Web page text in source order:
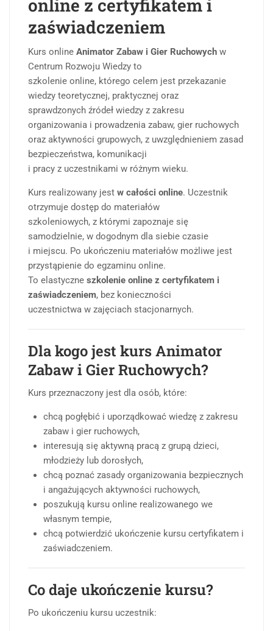
online z certyfikatem i
zaświadczeniem
Kurs online Animator Zabaw i Gier Ruchowych w
Centrum Rozwoju Wiedzy to
szkolenie online, którego celem jest przekazanie
wiedzy teoretycznej, praktycznej oraz
sprawdzonych źródeł wiedzy z zakresu
organizowania i prowadzenia zabaw, gier ruchowych
oraz aktywności grupowych, z uwzględnieniem zasad
bezpieczeństwa, komunikacji
i pracy z uczestnikami w różnym wieku.
Kurs realizowany jest w całości online. Uczestnik
otrzymuje dostęp do materiałów
szkoleniowych, z którymi zapoznaje się
samodzielnie, w dogodnym dla siebie czasie
i miejscu. Po ukończeniu materiałów możliwe jest
przystąpienie do egzaminu online.
To elastyczne szkolenie online z certyfikatem i
zaświadczeniem, bez konieczności
uczestnictwa w zajęciach stacjonarnych.
Dla kogo jest kurs Animator
Zabaw i Gier Ruchowych?
Kurs przeznaczony jest dla osób, które:
chcą pogłębić i uporządkować wiedzę z zakresu
zabaw i gier ruchowych,
interesują się aktywną pracą z grupą dzieci,
młodzieży lub dorosłych,
chcą poznać zasady organizowania bezpiecznych
i angażujących aktywności ruchowych,
poszukują kursu online realizowanego we
własnym tempie,
chcą potwierdzić ukończenie kursu certyfikatem i
zaświadczeniem.
Co daje ukończenie kursu?
Po ukończeniu kursu uczestnik: